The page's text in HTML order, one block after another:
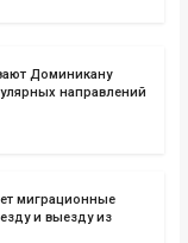
Доминикану
направлений
миграционные
и выезду из